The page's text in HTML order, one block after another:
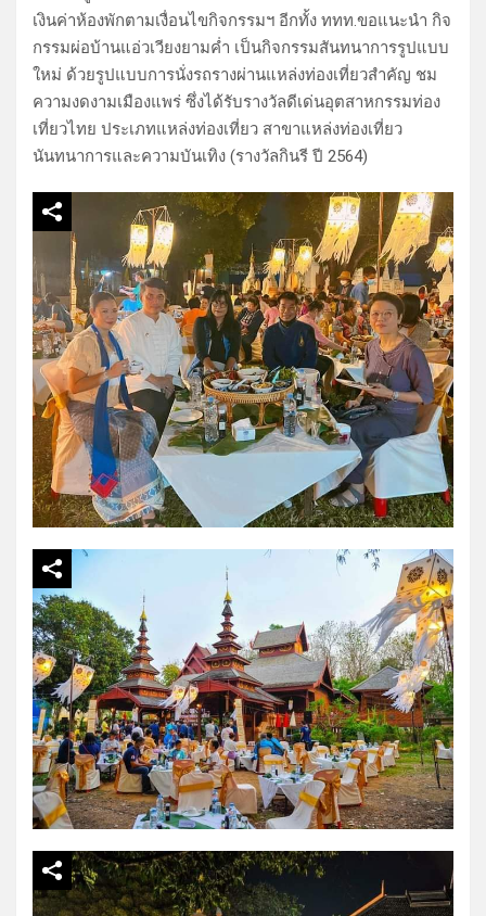
เงินค่าห้องพักตามเงื่อนไขกิจกรรมฯ อีกทั้ง ททท.ขอแนะนำ กิจ
กรรมผ่อบ้านแอ่วเวียงยามค่ำ เป็นกิจกรรมสันทนาการรูปแบบ
ใหม่ ด้วยรูปแบบการนั่งรถรางผ่านแหล่งท่องเที่ยวสำคัญ ชม
ความงดงามเมืองแพร่ ซึ่งได้รับรางวัลดีเด่นอุตสาหกรรมท่อง
เที่ยวไทย ประเภทแหล่งท่องเที่ยว สาขาแหล่งท่องเที่ยว
นันทนาการและความบันเทิง (รางวัลกินรี ปี 2564)